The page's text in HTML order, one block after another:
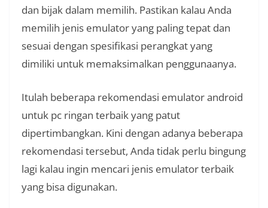
dan bijak dalam memilih. Pastikan kalau Anda
memilih jenis emulator yang paling tepat dan
sesuai dengan spesifikasi perangkat yang
dimiliki untuk memaksimalkan penggunaanya.
Itulah beberapa rekomendasi emulator android
untuk pc ringan terbaik yang patut
dipertimbangkan. Kini dengan adanya beberapa
rekomendasi tersebut, Anda tidak perlu bingung
lagi kalau ingin mencari jenis emulator terbaik
yang bisa digunakan.